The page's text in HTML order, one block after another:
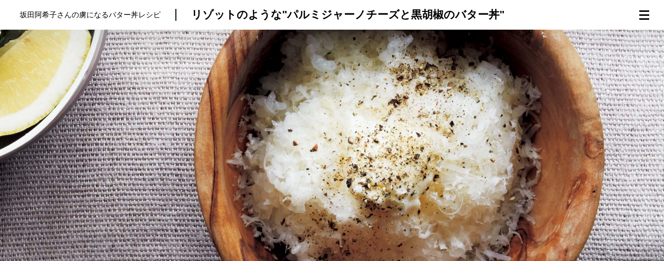
トップ プロが教えるレシピ 厳選！店探し 食のストーリー 連載一覧
坂田阿希子さんの虜になるバター丼レシピ リゾットのような"パルミジャーノチーズと黒胡椒のバター丼"